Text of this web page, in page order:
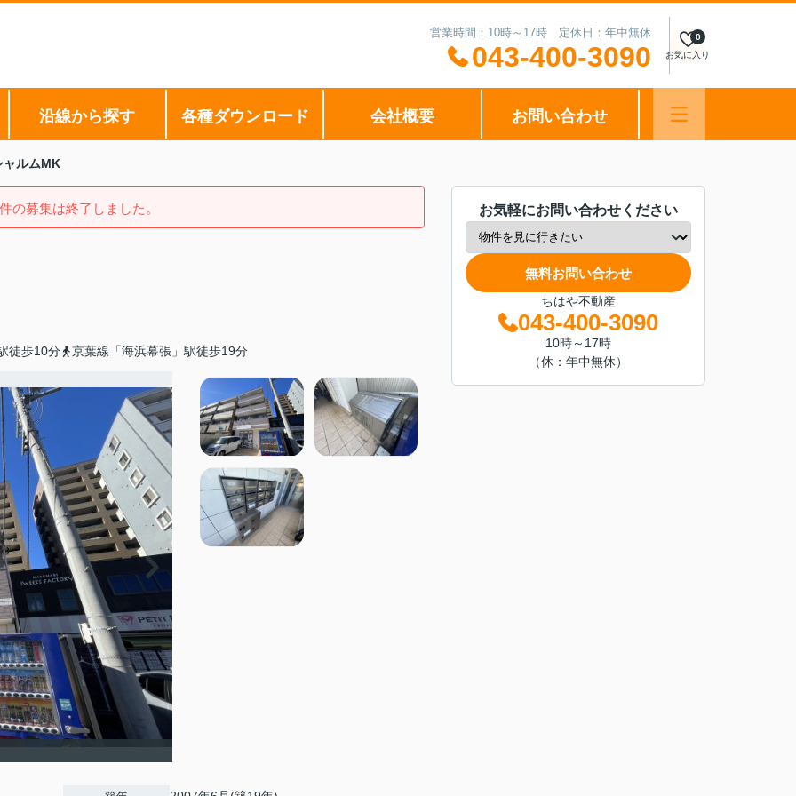
営業時間：10時～17時 定休日：年中無休
043-400-3090 お気に入り
0
沿線から探す 各種ダウンロード 会社概要 お問い合わせ
ャルムMK
の募集は終了しました。
徒歩10分 京葉線「海浜幕張」駅徒歩19分
お気軽にお問い合わせください
無料お問い合わせ
ちはや不動産
043-400-3090
10時～17時
（休：年中無休）